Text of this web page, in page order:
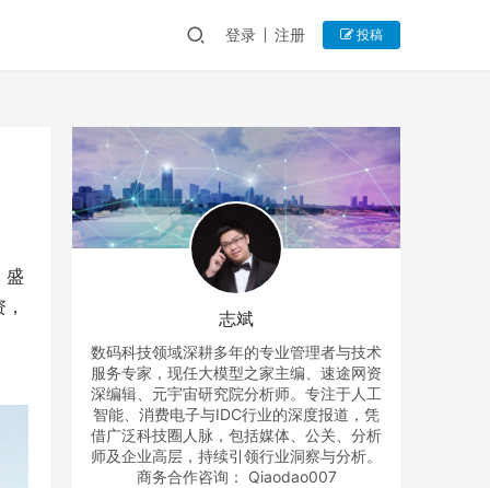
登录 注册 投稿
盛
志斌
数码科技领域深耕多年的专业管理者与技术
服务专家，现任大模型之家主编、速途网资
深编辑、元宇宙研究院分析师。专注于人工
智能、消费电子与IDC行业的深度报道，凭
借广泛科技圈人脉，包括媒体、公关、分析
师及企业高层，持续引领行业洞察与分析。
商务合作咨询： Qiaodao007